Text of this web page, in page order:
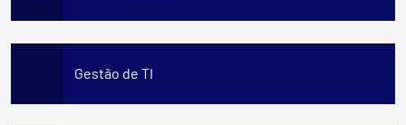
Gestão de TI